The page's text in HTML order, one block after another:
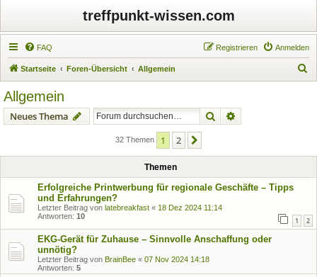
treffpunkt-wissen.com
FAQ Anmelden
Registrieren
Startseite Foren-Übersicht Allgemein
Allgemein
Neues Thema Suche
32 Themen 1 2
Themen
Erfolgreiche Printwerbung für regionale Geschäfte – Tipps
und Erfahrungen?
Letzter Beitrag von latebreakfast « 18 Dez 2024 11:14
Antworten: 10 1 2
EKG-Gerät für Zuhause – Sinnvolle Anschaffung oder
unnötig?
Letzter Beitrag von BrainBee « 07 Nov 2024 14:18
Antworten: 5